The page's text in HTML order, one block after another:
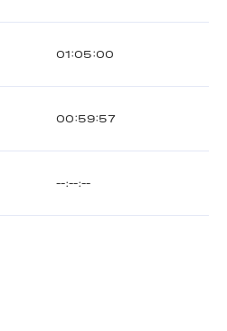
01:05:00
00:59:57
--:--:--